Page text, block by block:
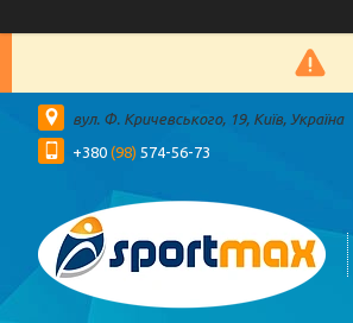
вул. Ф. Кричевського, 19, Київ, Україна
+380 (98) 574-56-73